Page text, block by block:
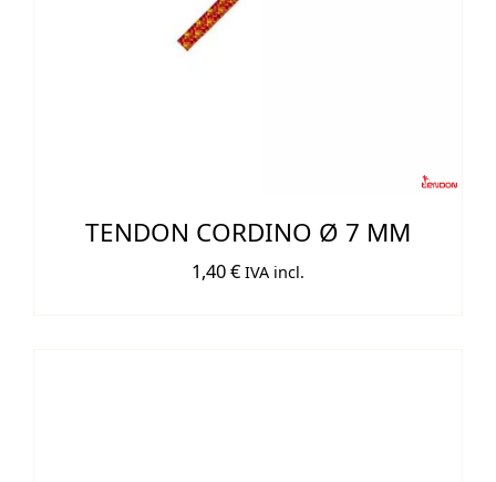
TENDON CORDINO Ø 7 MM
1,40€ IVA incl.